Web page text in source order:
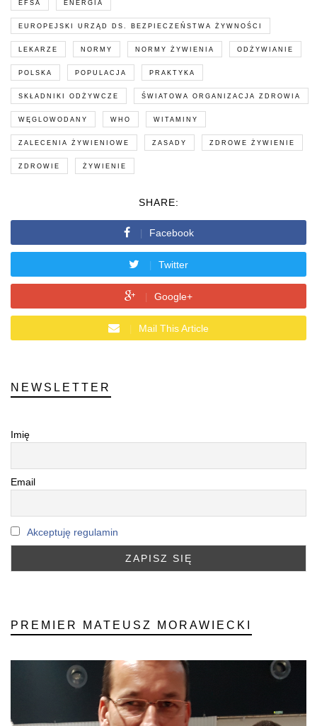
EFSA ENERGIA
EUROPEJSKI URZĄD DS. BEZPIECZEŃSTWA ŻYWNOŚCI
LEKARZE NORMY NORMY ŻYWIENIA ODŻYWIANIE
POLSKA POPULACJA PRAKTYKA
SKŁADNIKI ODŻYWCZE ŚWIATOWA ORGANIZACJA ZDROWIA
WĘGLOWODANY WHO WITAMINY
ZALECENIA ŻYWIENIOWE ZASADY ZDROWE ŻYWIENIE
ZDROWIE ŻYWIENIE
SHARE:
Facebook
Twitter
Google+
Mail This Article
NEWSLETTER
Imię
Email
Akceptuję regulamin
PREMIER MATEUSZ MORAWIECKI